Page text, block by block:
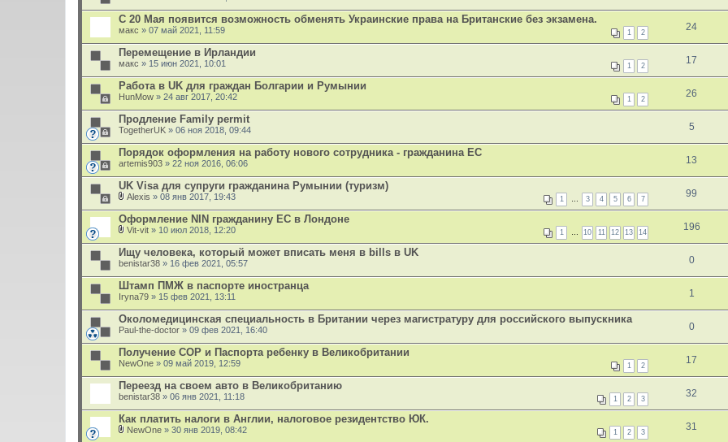
е
н
и
л
о
ж
е
н
и
С 20 Мая появится возможность обменять Украинские права на Британские без экзамена.
1 2
макс » 07 май 2021, 11:59 24
Перемещение в Ирландии
1 2
макс » 15 июн 2021, 10:01 17
Работа в UK для граждан Болгарии и Румынии
1 2
HunMow » 24 авг 2017, 20:42 26
Продление Family permit
TogetherUK » 06 ноя 2018, 09:44 5
Порядок оформления на работу нового сотрудника - гражданина ЕС
artemis903 » 22 ноя 2016, 06:06 13
UK Visa для супруги гражданина Румынии (туризм)
1 … 3 4 5 6 7
л
о
ж
е
н
и
Alexis » 08 янв 2017, 19:43 99
Оформление NIN гражданину ЕС в Лондоне
1 … 10 11 12 13 14
л
о
ж
е
н
и
Vit-vit » 10 июл 2018, 12:20 196
Ищу человека, который может вписать меня в bills в UK
benistar38 » 16 фев 2021, 05:57 0
Штамп ПМЖ в паспорте иностранца
Iryna79 » 15 фев 2021, 13:11 1
Околомедицинская специальность в Британии через магистратуру для российского выпускника
Paul-the-doctor » 09 фев 2021, 16:40 0
Получение СОР и Паспорта ребенку в Великобритании
1 2
NewOne » 09 май 2019, 12:59 17
Переезд на своем авто в Великобританию
1 2 3
benistar38 » 06 янв 2021, 11:18 32
Как платить налоги в Англии, налоговое резидентство ЮК.
1 2 3
NewOne » 30 янв 2019, 08:42 31